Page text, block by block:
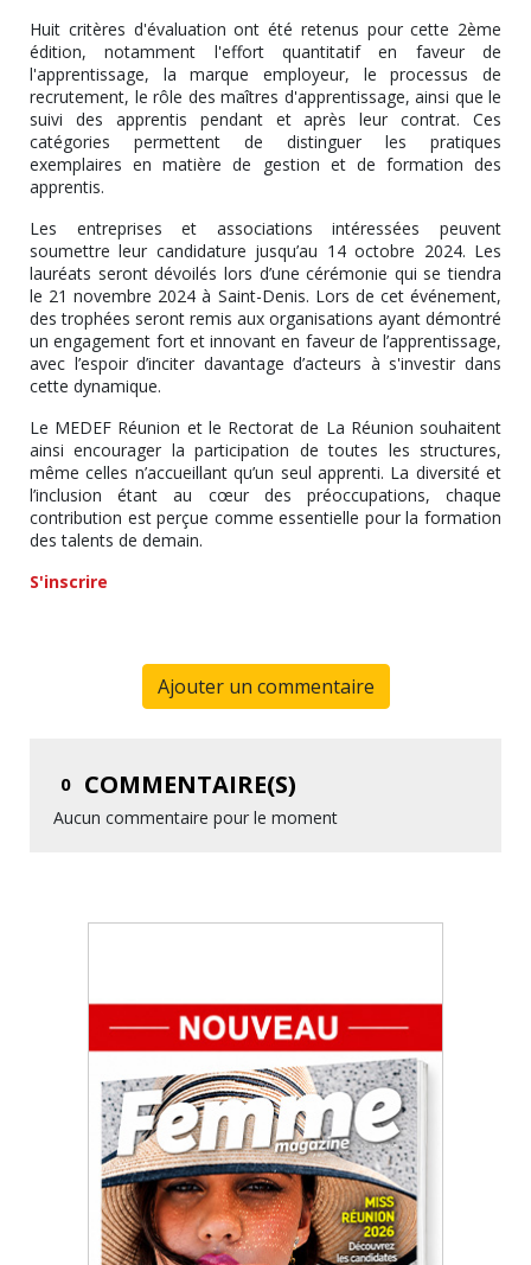
Huit critères d'évaluation ont été retenus pour cette 2ème
édition, notamment l'effort quantitatif en faveur de
l'apprentissage, la marque employeur, le processus de
recrutement, le rôle des maîtres d'apprentissage, ainsi que le
suivi des apprentis pendant et après leur contrat. Ces
catégories permettent de distinguer les pratiques
exemplaires en matière de gestion et de formation des
apprentis.
Les entreprises et associations intéressées peuvent
soumettre leur candidature jusqu’au 14 octobre 2024. Les
lauréats seront dévoilés lors d’une cérémonie qui se tiendra
le 21 novembre 2024 à Saint-Denis. Lors de cet événement,
des trophées seront remis aux organisations ayant démontré
un engagement fort et innovant en faveur de l’apprentissage,
avec l’espoir d’inciter davantage d’acteurs à s'investir dans
cette dynamique.
Le MEDEF Réunion et le Rectorat de La Réunion souhaitent
ainsi encourager la participation de toutes les structures,
même celles n’accueillant qu’un seul apprenti. La diversité et
l’inclusion étant au cœur des préoccupations, chaque
contribution est perçue comme essentielle pour la formation
des talents de demain.
S'inscrire
Ajouter un commentaire
0 COMMENTAIRE(S)
Aucun commentaire pour le moment